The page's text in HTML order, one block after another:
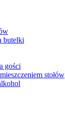
butelki
gości
stołów